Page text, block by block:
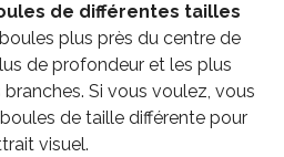
de différentes tailles
plus près du centre de
de profondeur et les plus
Si vous voulez, vous
de taille différente pour
visuel.